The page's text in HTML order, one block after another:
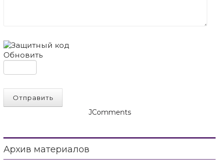
Обновить
Отправить
JComments
Архив материалов